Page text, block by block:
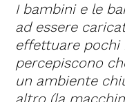
I bambini e le
ad essere
effettuare
percepiscono
un ambiente